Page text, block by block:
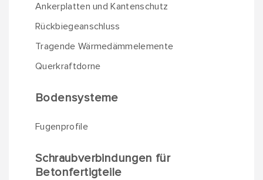
Ankerplatten und Kantenschutz
Rückbiegeanschluss
Tragende Wärmedämmelemente
Querkraftdorne
Bodensysteme
Fugenprofile
Schraubverbindungen für
Betonfertigteile